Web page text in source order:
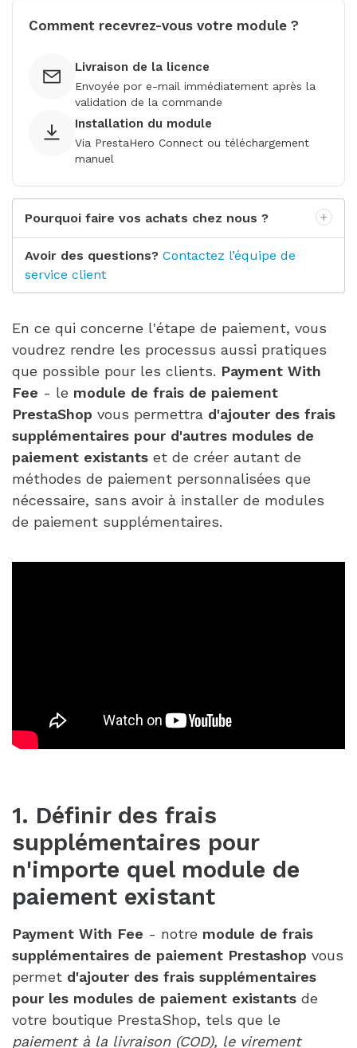
Comment recevrez-vous votre module ?
Livraison de la licence
Envoyée por e-mail immédiatement après la
validation de la commande
Installation du module
Via PrestaHero Connect ou téléchargement
manuel
Pourquoi faire vos achats chez nous ?
Avoir des questions? Contactez l’équipe de
service client
En ce qui concerne l'étape de paiement, vous
voudrez rendre les processus aussi pratiques
que possible pour les clients. Payment With
Fee - le module de frais de paiement
PrestaShop vous permettra d'ajouter des frais
supplémentaires pour d'autres modules de
paiement existants et de créer autant de
méthodes de paiement personnalisées que
nécessaire, sans avoir à installer de modules
de paiement supplémentaires.
1. Définir des frais
supplémentaires pour
n'importe quel module de
paiement existant
Payment With Fee - notre module de frais
supplémentaires de paiement Prestashop vous
permet d'ajouter des frais supplémentaires
pour les modules de paiement existants de
votre boutique PrestaShop, tels que le
paiement à la livraison (COD), le virement